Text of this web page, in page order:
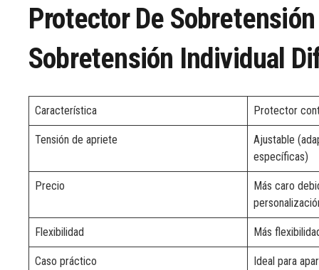
Protector De
Sobretensión Individual
Característica Protector
Tensión de apriete
Ajustable
específicas)
Precio
Más caro
Flexibilidad Más
Caso práctico
Ideal para